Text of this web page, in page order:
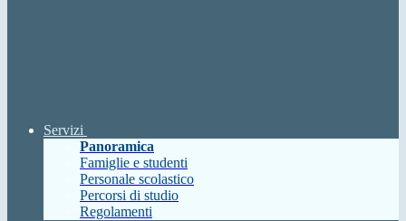
Servizi
Panoramica
Famiglie e studenti
Personale scolastico
Percorsi di studio
Regolamenti